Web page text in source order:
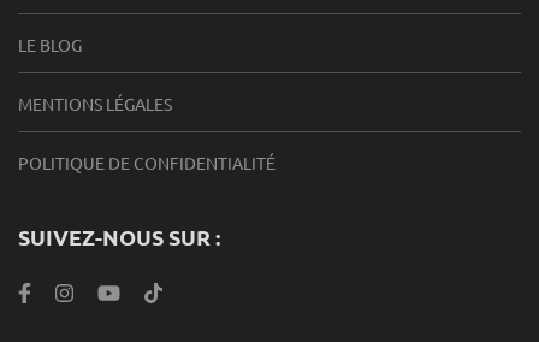
LE BLOG
MENTIONS LÉGALES
POLITIQUE DE CONFIDENTIALITÉ
SUIVEZ-NOUS SUR :